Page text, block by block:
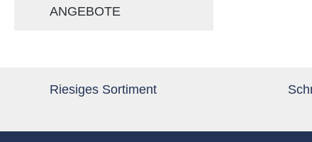
ANGEBOTE
Riesiges Sortiment